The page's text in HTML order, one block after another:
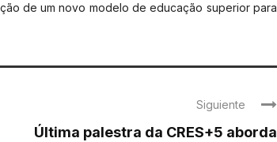
de um novo modelo de educação superior para
Siguiente
Última palestra da CRES+5 aborda